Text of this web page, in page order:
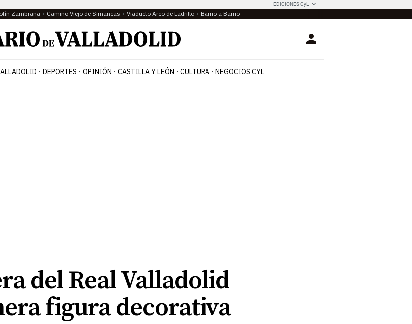
EDICIONES CyL
Zambrana Camino Viejo de Simancas Viaducto Arco de Ladrillo Barrio a Barrio
Login
DEPORTES OPINIÓN CASTILLA Y LEÓN CULTURA NEGOCIOS CYL
del Real Valladolid
figura decorativa